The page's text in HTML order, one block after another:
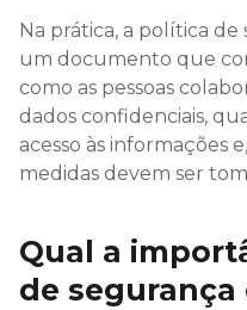
Na prática, a política
um documento que
como as pessoas
dados confidenciais,
acesso às informações
medidas devem ser
Qual a
de